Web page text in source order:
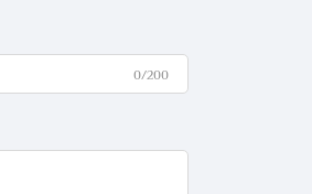
0/200